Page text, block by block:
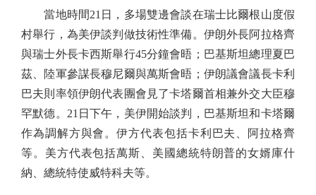
當地時間21日，多場雙邊會談在瑞士比爾根山度假
村舉行，為美伊談判做技術性準備。伊朗外長阿拉格齊
與瑞士外長卡西斯舉行45分鐘會晤；巴基斯坦總理夏巴
茲、陸軍參謀長穆尼爾與萬斯會晤；伊朗議會議長卡利
巴夫則率領伊朗代表團會見了卡塔爾首相兼外交大臣穆
罕默德。21日下午，美伊開始談判，巴基斯坦和卡塔爾
作為調解方與會。伊方代表包括卡利巴夫、阿拉格齊
等。美方代表包括萬斯、美國總統特朗普的女婿庫什
納、總統特使威特科夫等。